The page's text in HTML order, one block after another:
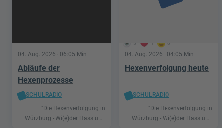
04. Aug. 2026 · 06:05 Min
Abläufe der
Hexenprozesse
SCHULRADIO
"Die Hexenverfolgung in
Würzburg - Wi(e)der Hass und
5 1 0
04. Aug. 2026 · 04:05 Min
Hexenverfolgung heute
SCHULRADIO
"Die Hexenverfolgung in
Würzburg - Wi(e)der Hass und